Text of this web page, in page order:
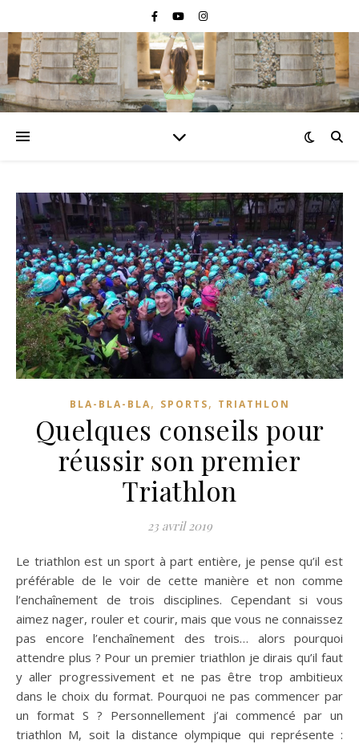
BLA-BLA-BLA, SPORTS, TRIATHLON
Quelques conseils pour
réussir son premier
Triathlon
23 avril 2019
Le triathlon est un sport à part entière, je pense qu’il est
préférable de le voir de cette manière et non comme
l’enchaînement de trois disciplines. Cependant si vous
aimez nager, rouler et courir, mais que vous ne connaissez
pas encore l’enchaînement des trois… alors pourquoi
attendre plus ? Pour un premier triathlon je dirais qu’il faut
y aller progressivement et ne pas être trop ambitieux
dans le choix du format. Pourquoi ne pas commencer par
un format S ? Personnellement j’ai commencé par un
triathlon M, soit la distance olympique qui représente :